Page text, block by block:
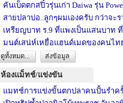
คันเบ็ดตกสปิ๋วรุ่นเก่า Daiwa รุ่น
สายปลาบ่อ..ลูกๆผมเองครับ กว่าจะร
เหรียญบาท ร.9 ที่แพงเป็นแสนบาท
มนต์เสน่ห์เหยื่อแฮนด์เมดของคนไท
ดูทั้งหมด...
ส่งข้อมูล
ห้องแม็ทช์/แข่งขัน
แมทช์การแข่งขั้นตกปลาคนปั้นรำค